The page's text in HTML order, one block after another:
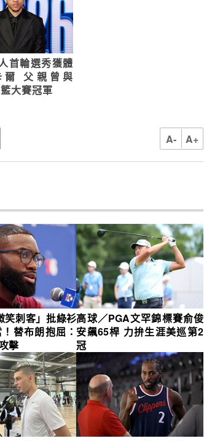
首輪選秀獲體
爾 父親曾與
大賽冠軍
A- A+
笑刺客」批綠衫
替布朗抱屈：
擊
高球／PGA文罕錦標賽俞俊
安飆65桿 力拚生涯美巡第2
冠